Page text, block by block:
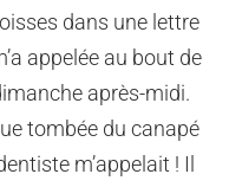
dans une lettre
appelée au bout de
après-midi.
tombée du canapé
m’appelait ! Il